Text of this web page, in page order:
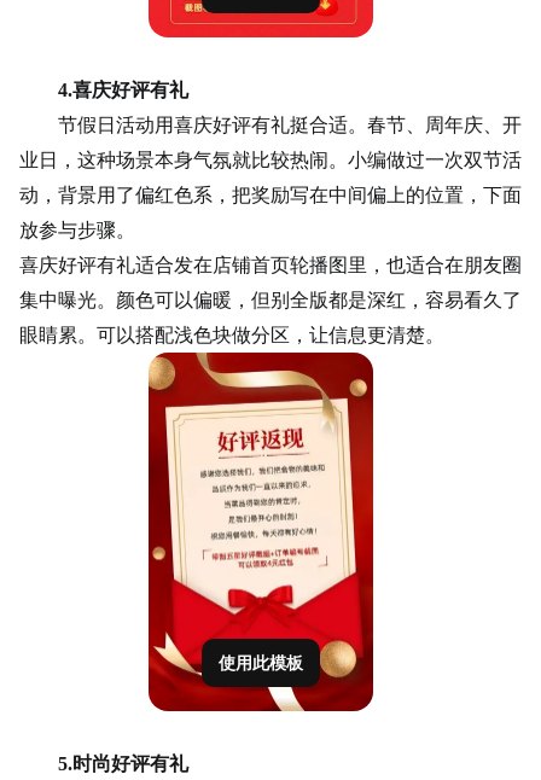
4.喜庆好评有礼
节假日活动用喜庆好评有礼挺合适。春节、周年庆、开
业日，这种场景本身气氛就比较热闹。小编做过一次双节活
动，背景用了偏红色系，把奖励写在中间偏上的位置，下面
放参与步骤。
喜庆好评有礼适合发在店铺首页轮播图里，也适合在朋友圈
集中曝光。颜色可以偏暖，但别全版都是深红，容易看久了
眼睛累。可以搭配浅色块做分区，让信息更清楚。
使用此模板
5.时尚好评有礼